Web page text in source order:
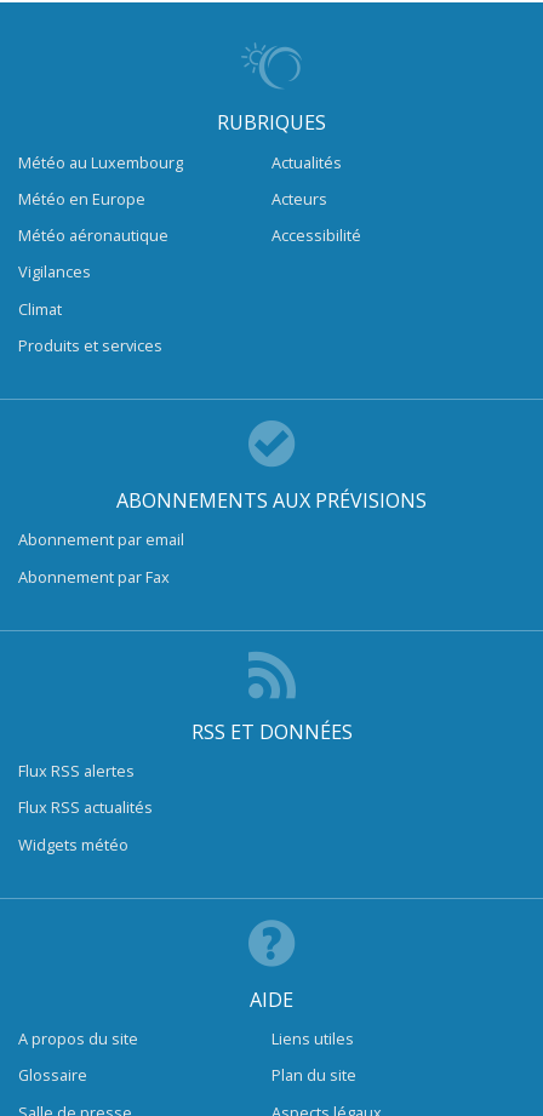
RUBRIQUES
Météo au Luxembourg
Météo en Europe
Météo aéronautique
Vigilances
Climat
Produits et services
Actualités
Acteurs
Accessibilité
ABONNEMENTS AUX PRÉVISIONS
Abonnement par email
Abonnement par Fax
RSS ET DONNÉES
Flux RSS alertes
Flux RSS actualités
Widgets météo
AIDE
A propos du site
Glossaire
Liens utiles
Plan du site